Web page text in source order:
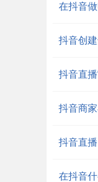
抖音创
抖音直
抖音商
抖音直
在抖音